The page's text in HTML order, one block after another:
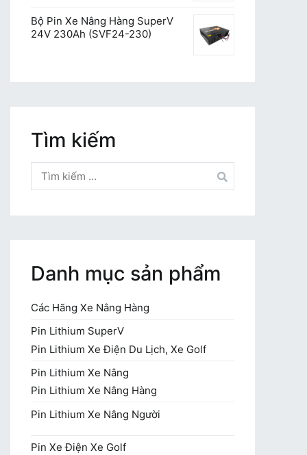
Bộ Pin Xe Nâng Hàng SuperV
24V 230Ah (SVF24-230)
Tìm kiếm
kiếm
cho:
Danh mục sản phẩm
Các Hãng Xe Nâng Hàng
Pin Lithium SuperV
Pin Lithium Xe Điện Du Lịch, Xe Golf
Pin Lithium Xe Nâng
Pin Lithium Xe Nâng Hàng
Pin Lithium Xe Nâng Người
Pin Xe Điện Xe Golf